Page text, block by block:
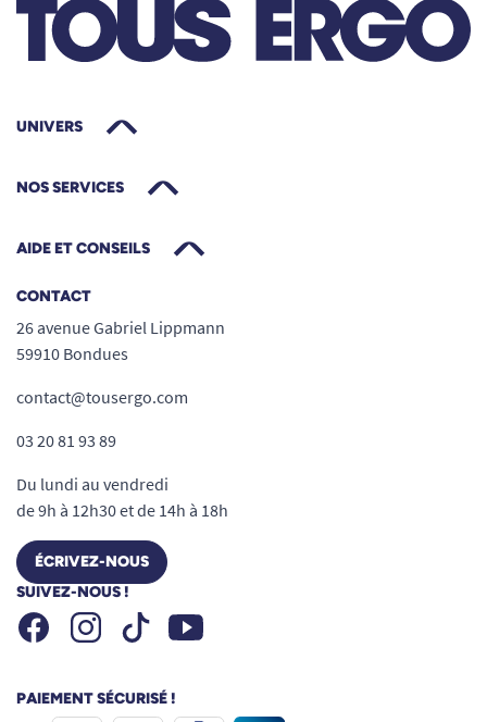
UNIVERS
NOS SERVICES
AIDE ET CONSEILS
CONTACT
26 avenue Gabriel Lippmann
59910 Bondues
contact@tousergo.com
03 20 81 93 89
Du lundi au vendredi
de 9h à 12h30 et de 14h à 18h
ÉCRIVEZ-NOUS
SUIVEZ-NOUS !
FacebookInstagramTiktok Youtube
PAIEMENT SÉCURISÉ !